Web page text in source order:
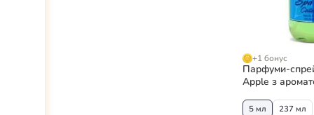
+1 бонус
Парфуми-
Apple з
5 мл 237 мл